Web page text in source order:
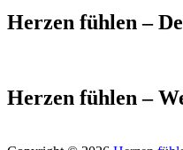
Herzen fühlen –
Herzen fühlen –